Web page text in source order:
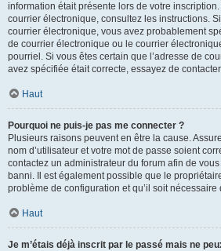
information était présente lors de votre
courrier électronique, consultez les instructions.
courrier électronique, vous avez probablement
de courrier électronique ou le courrier
pourriel. Si vous êtes certain que l’adresse de
avez spécifiée était correcte, essayez de
Haut
Pourquoi ne puis-je pas me connecter ?
Plusieurs raisons peuvent en être la cause.
nom d’utilisateur et votre mot de passe soient
contactez un administrateur du forum afin de
banni. Il est également possible que le
problème de configuration et qu’il soit nécessaire
Haut
Je m’étais déjà inscrit par le passé mais ne